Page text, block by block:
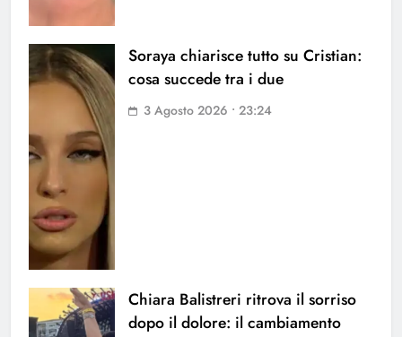
Soraya chiarisce tutto su Cristian:
cosa succede tra i due
3 Agosto 2026 • 23:24
Chiara Balistreri ritrova il sorriso
dopo il dolore: il cambiamento